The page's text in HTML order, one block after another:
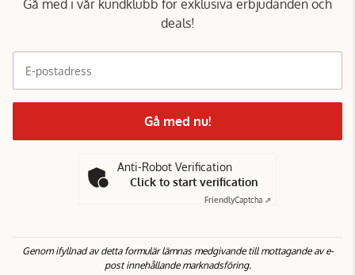
Gå med i vår kundklubb för exklusiva erbjudanden och
deals!
E-postadress
Gå med nu!
Anti-Robot Verification
Click to start verification
FriendlyCaptcha ⇗
Genom ifyllnad av detta formulär lämnas medgivande till mottagande av e-
post innehållande marknadsföring.